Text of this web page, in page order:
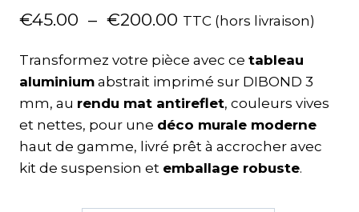
€45.00 – €200.00 TTC (hors livraison)
Transformez votre pièce avec ce tableau
aluminium abstrait imprimé sur DIBOND 3
mm, au rendu mat antireflet, couleurs vives
et nettes, pour une déco murale moderne
haut de gamme, livré prêt à accrocher avec
kit de suspension et emballage robuste.